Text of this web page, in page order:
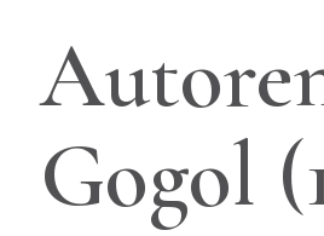
Gogol